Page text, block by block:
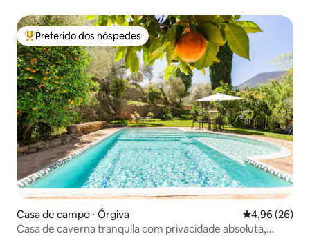
Entre os melhores preferidos dos hóspedes
Preferido dos hóspedes
Casa de campo ⋅ Órgiva 4,96 de uma
4,96 (26)
Casa de caverna tranquila com privacidade absoluta,